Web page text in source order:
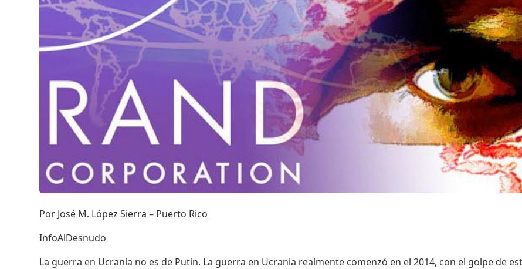
Por José M. López Sierra – Puerto Rico
InfoAlDesnudo
La guerra en Ucrania no es de Putin. La guerra en Ucrania realmente comenzó en el 2014, con el golpe de